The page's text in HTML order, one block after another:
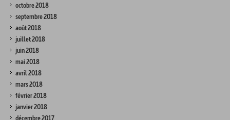
octobre 2018
septembre 2018
août 2018
juillet 2018
juin 2018
mai 2018
avril 2018
mars 2018
février 2018
janvier 2018
décembre 2017